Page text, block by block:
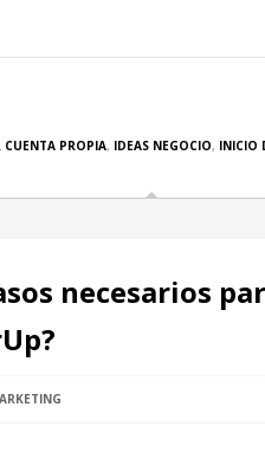
PROPIA, IDEAS NEGOCIO, INICIO
necesarios